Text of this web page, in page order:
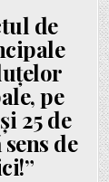
de
pe
25 de
de